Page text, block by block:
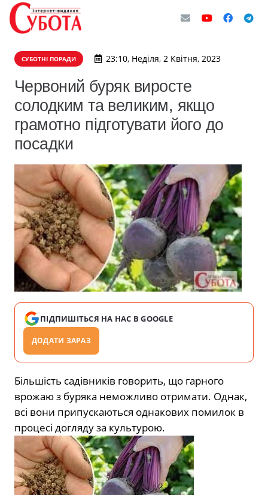
СУБОТНІ ПОРАДИ 23:10, Неділя, 2 Квітня, 2023
Червоний буряк виросте
солодким та великим, якщо
грамотно підготувати його до
посадки
ПІДПИШІТЬСЯ НА НАС В GOOGLE
ДОДАТИ ЗАРАЗ
Більшість садівників говорить, що гарного
врожаю з буряка неможливо отримати. Однак,
всі вони припускаються однакових помилок в
процесі догляду за культурою.